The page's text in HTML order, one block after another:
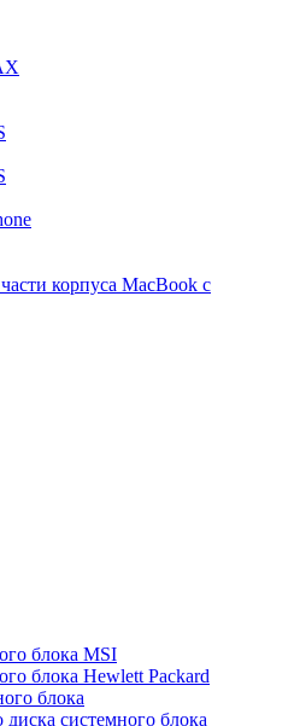
корпуса MacBook с
блока MSI
блока Hewlett Packard
блока
диска системного блока